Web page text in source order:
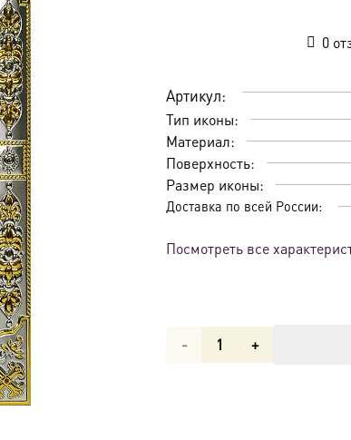
0
Артикул:
Тип иконы:
Материал:
Поверхность:
Размер иконы:
Доставка по всей России:
Посмотреть все
Количество